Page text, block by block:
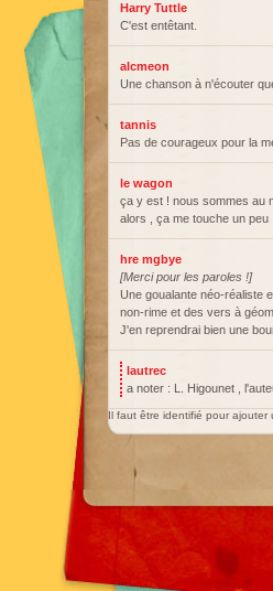
Harry Tuttle
C'est entêtant.
alcmeon
Une chanson à n'écouter
tannis
Pas de courageux pour la
le wagon
ça y est ! nous sommes au
alors , ça me touche un
hre mgbye
[Merci pour les paroles !]
Une goualante néo-réaliste
non-rime et des vers à
J'en reprendrai bien une
lautrec
a noter : L. Higounet ,
Il faut être identifié pour ajouter